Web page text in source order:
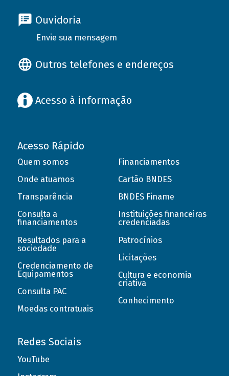
Ouvidoria
Envie sua mensagem
Outros telefones e endereços
Acesso à informação
Acesso Rápido
Quem somos
Onde atuamos
Transparência
Consulta a
financiamentos
Resultados para a
sociedade
Credenciamento de
Equipamentos
Consulta PAC
Moedas contratuais
Financiamentos
Cartão BNDES
BNDES Finame
Instituições financeiras
credenciadas
Patrocínios
Licitações
Cultura e economia
criativa
Conhecimento
Redes Sociais
YouTube